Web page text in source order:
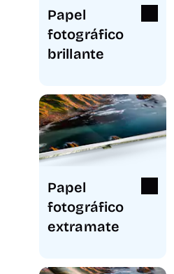
Papel
fotográfico
brillante
Papel
fotográfico
extramate